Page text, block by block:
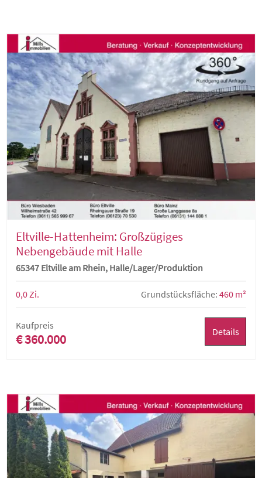
Eltville-Hattenheim: Großzügiges
Nebengebäude mit Halle
65347 Eltville am Rhein, Halle/Lager/Produktion
0,0 Zi. Grundstücksfläche: 460 m²
Kaufpreis
€ 360.000 Details